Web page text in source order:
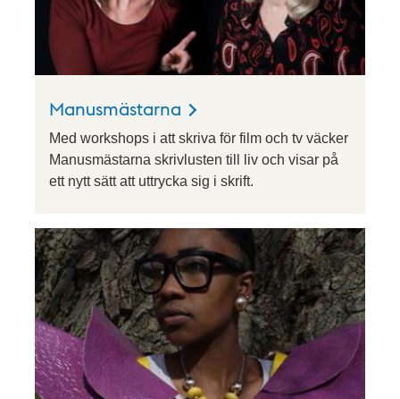
Manusmästarna
Med workshops i att skriva för film och tv väcker
Manusmästarna skrivlusten till liv och visar på
ett nytt sätt att uttrycka sig i skrift.